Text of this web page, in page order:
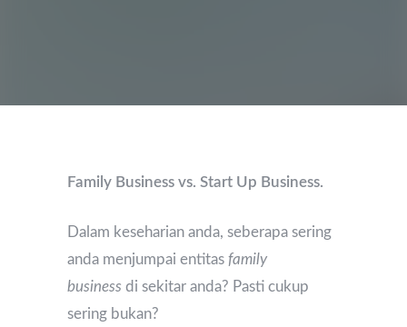
Family Business vs. Start Up Business.
Dalam keseharian anda, seberapa sering
anda menjumpai entitas family
business di sekitar anda? Pasti cukup
sering bukan?